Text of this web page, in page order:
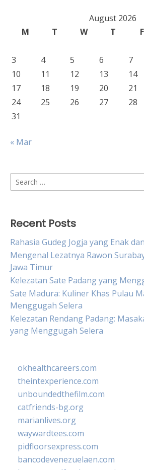
August 2026
M
T W T F
3
4 5 6 7
10
11 12 13 14
17
18 19 20 21
24
25 26 27 28
31
« Mar
Search
for:
Recent Posts
Rahasia Gudeg Jogja yang Enak
Mengenal Lezatnya Rawon
Jawa Timur
Kelezatan Sate Padang yang
Sate Madura: Kuliner Khas Pulau
Menggugah Selera
Kelezatan Rendang Padang:
yang Menggugah Selera
okhealthcareers.com
theintexperience.com
unboundedthefilm.com
catfriends-bg.org
marianlives.org
waywardtees.com
pidfloorsexpress.com
bancodevenezuelaen.com